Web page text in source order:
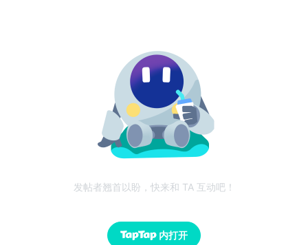
发帖者翘首以盼，快来和 TA 互动吧！
内打开